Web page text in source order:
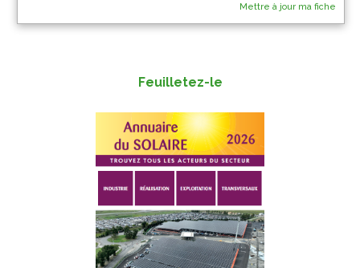
Mettre à jour ma fiche
Feuilletez-le